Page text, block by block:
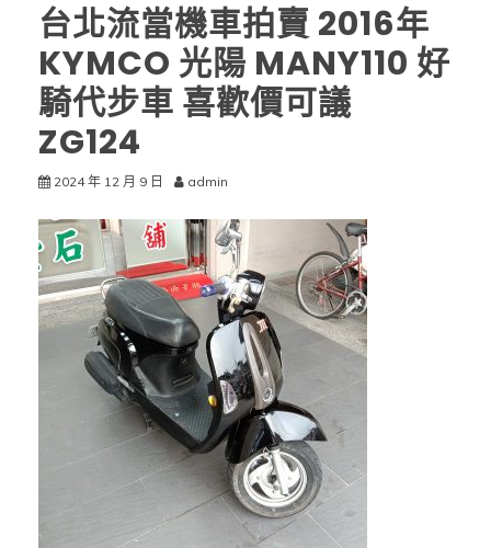
台北流當機車拍賣 2016年
KYMCO 光陽 MANY110 好
騎代步車 喜歡價可議
ZG124
2024 年 12 月 9 日 admin